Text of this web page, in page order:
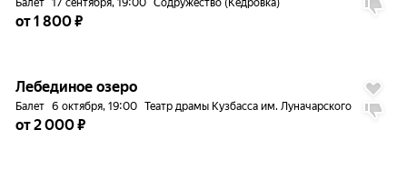
Балет 17 сентября, 19:00 Содружество (Кедровка)
от 1 800 ₽
Лебединое озеро
Балет 6 октября, 19:00 Театр драмы Кузбасса им. Луначарского
от 2 000 ₽